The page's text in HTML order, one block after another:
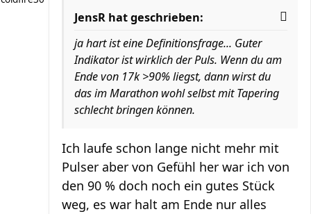
JensR hat geschrieben:
ja hart ist eine Definitionsfrage... Guter
Indikator ist wirklich der Puls. Wenn du am
Ende von 17k >90% liegst, dann wirst du
das im Marathon wohl selbst mit Tapering
schlecht bringen können.
Ich laufe schon lange nicht mehr mit
Pulser aber von Gefühl her war ich von
den 90 % doch noch ein gutes Stück
weg, es war halt am Ende nur alles